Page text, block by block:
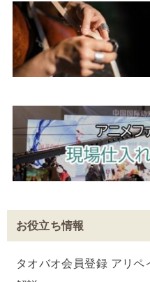
お役立ち情報
タオバオ会員登録 アリ